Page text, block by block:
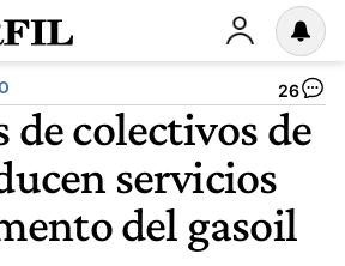
26
de colectivos de
servicios
del gasoil